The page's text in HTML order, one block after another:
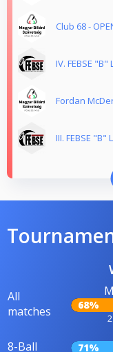
Club 68 -
IV. FEBSE
Fordan
III. FEBSE
All
matches
68%
8-Ball 71%